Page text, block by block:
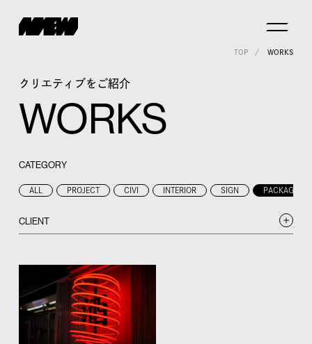
TOP WORKS
クリエティブをご紹介
WORKS
CATEGORY
ALL PROJECT CIVI INTERIOR SIGN PACKAGE
CLIENT